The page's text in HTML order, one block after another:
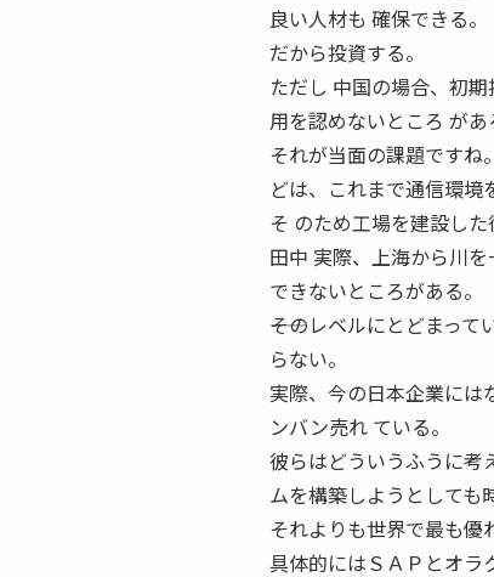
良い人材も 確保できる。
だから投資する。
ただし 中国の場合、初
用を認めないところ があ
それが当面の課題ですね。
どは、これまで通信環境
そ のため工場を建設し
田中 実際、上海から川
できないところがある。
――そのレベルにとどまっ
らない。
実際、今の日本企業には
ンバン売れ ている。
彼らはどういうふうに考
ムを構築しようとしても
それよりも世界で最も優
具体的にはＳＡＰとオラ